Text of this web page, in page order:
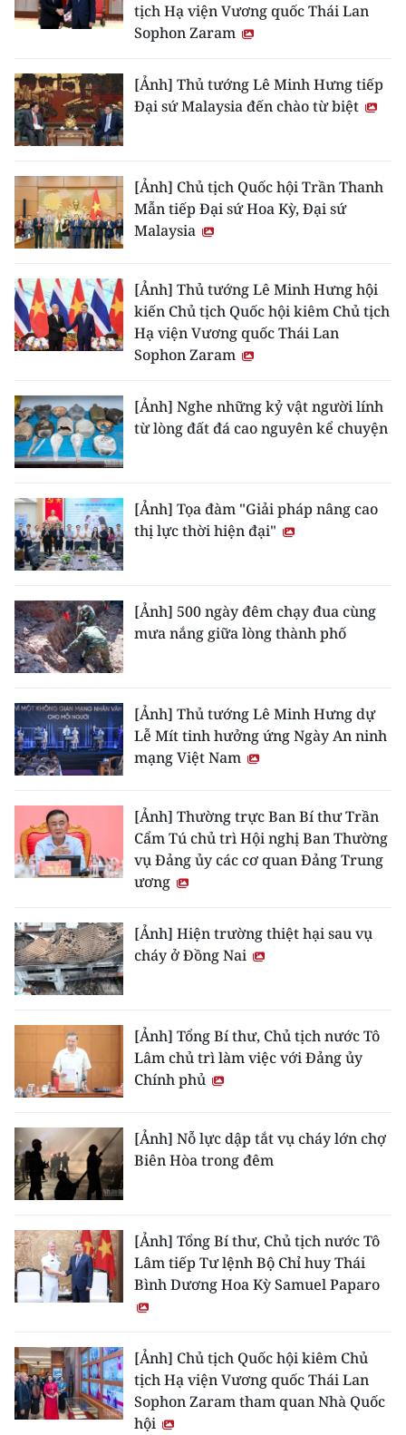
tịch Hạ viện Vương quốc Thái Lan
Sophon Zaram
[Ảnh] Thủ tướng Lê Minh Hưng tiếp
Đại sứ Malaysia đến chào từ biệt
[Ảnh] Chủ tịch Quốc hội Trần Thanh
Mẫn tiếp Đại sứ Hoa Kỳ, Đại sứ
Malaysia
[Ảnh] Thủ tướng Lê Minh Hưng hội
kiến Chủ tịch Quốc hội kiêm Chủ tịch
Hạ viện Vương quốc Thái Lan
Sophon Zaram
[Ảnh] Nghe những kỷ vật người lính
từ lòng đất đá cao nguyên kể chuyện
[Ảnh] Tọa đàm "Giải pháp nâng cao
thị lực thời hiện đại"
[Ảnh] 500 ngày đêm chạy đua cùng
mưa nắng giữa lòng thành phố
[Ảnh] Thủ tướng Lê Minh Hưng dự
Lễ Mít tinh hưởng ứng Ngày An ninh
mạng Việt Nam
[Ảnh] Thường trực Ban Bí thư Trần
Cẩm Tú chủ trì Hội nghị Ban Thường
vụ Đảng ủy các cơ quan Đảng Trung
ương
[Ảnh] Hiện trường thiệt hại sau vụ
cháy ở Đồng Nai
[Ảnh] Tổng Bí thư, Chủ tịch nước Tô
Lâm chủ trì làm việc với Đảng ủy
Chính phủ
[Ảnh] Nỗ lực dập tắt vụ cháy lớn chợ
Biên Hòa trong đêm
[Ảnh] Tổng Bí thư, Chủ tịch nước Tô
Lâm tiếp Tư lệnh Bộ Chỉ huy Thái
Bình Dương Hoa Kỳ Samuel Paparo
[Ảnh] Chủ tịch Quốc hội kiêm Chủ
tịch Hạ viện Vương quốc Thái Lan
Sophon Zaram tham quan Nhà Quốc
hội